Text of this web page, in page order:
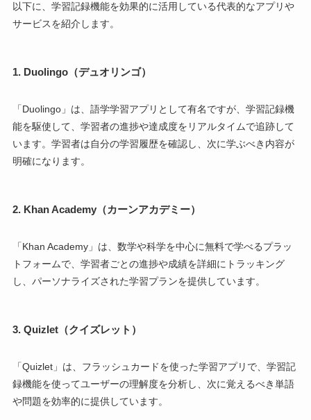
以下に、学習記録機能を効果的に活用している代表的なアプリや
サービスを紹介します。
1. Duolingo（デュオリンゴ）
「Duolingo」は、語学学習アプリとして有名ですが、学習記録機
能を駆使して、学習者の進捗や達成度をリアルタイムで追跡して
います。学習者は自分の学習履歴を確認し、次に学ぶべき内容が
明確になります。
2. Khan Academy（カーンアカデミー）
「Khan Academy」は、数学や科学を中心に無料で学べるプラッ
トフォームで、学習者ごとの進捗や成績を詳細にトラッキング
し、パーソナライズされた学習プランを提供しています。
3. Quizlet（クイズレット）
「Quizlet」は、フラッシュカードを使った学習アプリで、学習記
録機能を使ってユーザーの理解度を分析し、次に覚えるべき単語
や問題を効率的に提供しています。